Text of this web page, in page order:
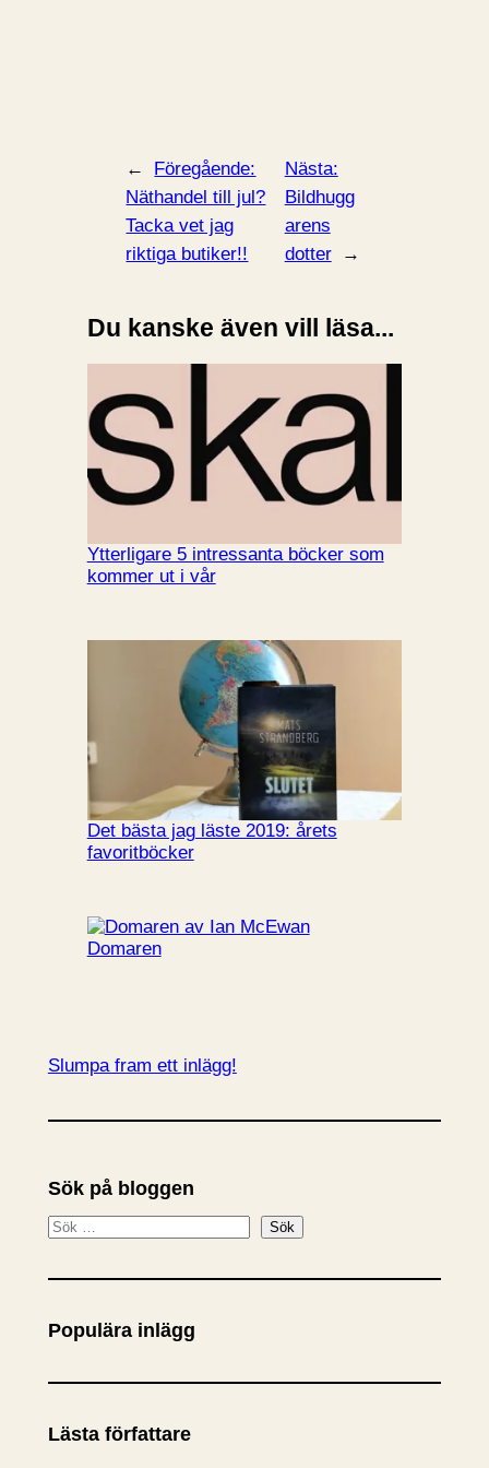
←
Föregående:
Näthandel till jul?
Tacka vet jag
riktiga butiker!!
Nästa:
Bildhugg
arens
dotter
→
Du kanske även vill läsa...
Ytterligare 5 intressanta böcker som
kommer ut i vår
Det bästa jag läste 2019: årets
favoritböcker
Domaren
Slumpa fram ett inlägg!
Sök på bloggen
S
k
Sök
Populära inlägg
Lästa författare